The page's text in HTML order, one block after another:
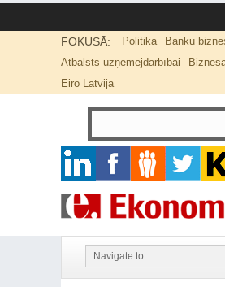
FOKUSĀ: Politika
Banku
Atbalsts uzņēmējdarbībai
Eiro Latvijā